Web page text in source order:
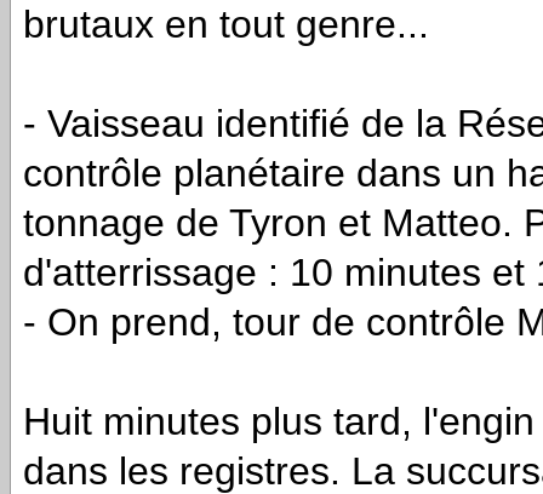
brutaux en tout genre...
- Vaisseau identifié de la
contrôle planétaire dans un
tonnage de Tyron et Matteo.
d'atterrissage : 10 minutes
- On prend, tour de contrôle
Huit minutes plus tard,
dans les registres. La